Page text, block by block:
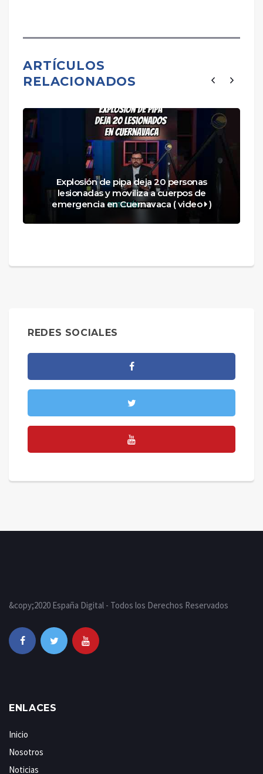
ARTÍCULOS
RELACIONADOS
Explosión de pipa deja 20 personas
lesionadas y moviliza a cuerpos de
emergencia en Cuernavaca ( video )
REDES SOCIALES
&copy;2020 España Digital - Todos los Derechos Reservados
ENLACES
Inicio
Nosotros
Noticias